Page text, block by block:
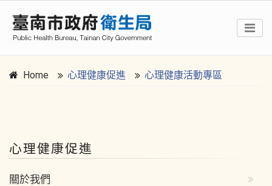
Home 心理健康促進 心理健康活動專區
心理健康促進
關於我們